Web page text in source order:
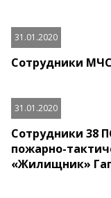
31.01.2020
Сотрудники
31.01.2020
Сотрудники 38
пожарно-
«Жилищник»